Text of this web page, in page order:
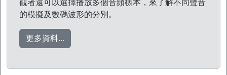
觀者還可以選擇播放多個音頻樣本，來了解不同聲音
的模擬及數碼波形的分別。
更多資料...